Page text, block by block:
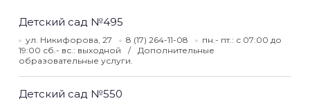
Детский сад №495
ул. Никифорова, 27 8 (17) 264-11-08
пн.- пт.: с 07:00 до
19:00 сб.- вс.: выходной
Дополнительные
образовательные услуги.
Детский сад №550